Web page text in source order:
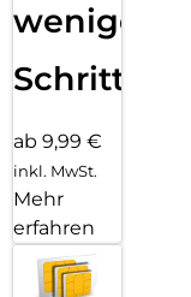
wenigen
Schritten
ab 9,99 €
inkl. MwSt.
Mehr
erfahren